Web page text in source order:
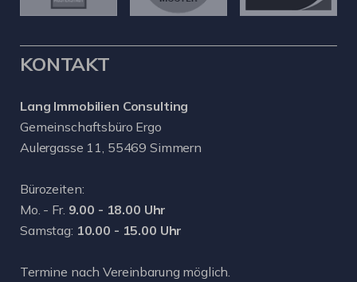
KONTAKT
Lang Immobilien Consulting
Gemeinschaftsbüro Ergo
Aulergasse 11, 55469 Simmern
Bürozeiten:
Mo. - Fr. 9.00 - 18.00 Uhr
Samstag: 10.00 - 15.00 Uhr
Termine nach Vereinbarung möglich.